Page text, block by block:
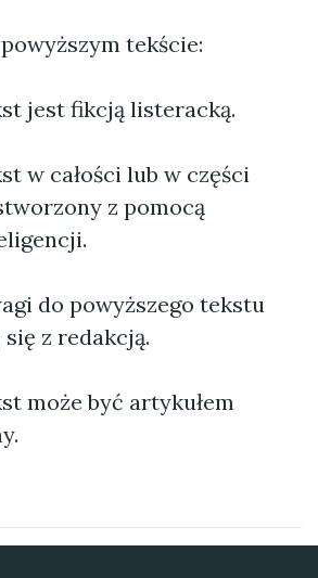
tekście:
jest fikcją listeracką.
w całości lub w części
z pomocą
do powyższego tekstu
z redakcją.
może być artykułem